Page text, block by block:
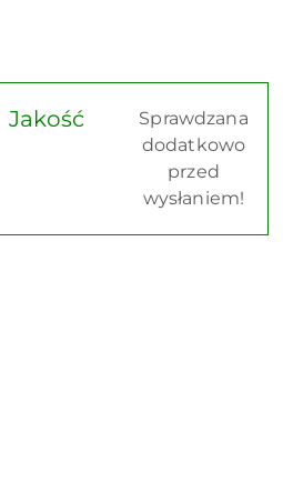
Jakość
Sprawdzana
dodatkowo
przed
wysłaniem!